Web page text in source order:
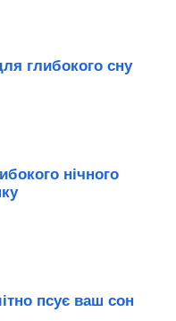
глибокого сну
нічного
псує ваш сон